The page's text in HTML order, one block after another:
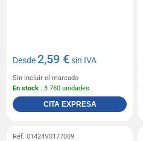
Desde2,59 €sin IVA
Sin incluir el marcado
En stock : 3 760 unidades
CITA EXPRESA
Réf. 01424V0177009